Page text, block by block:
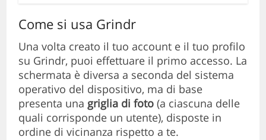
Come si usa Grindr
Una volta creato il tuo account e il tuo profilo
su Grindr, puoi effettuare il primo accesso. La
schermata è diversa a seconda del sistema
operativo del dispositivo, ma di base
presenta una griglia di foto (a ciascuna delle
quali corrisponde un utente), disposte in
ordine di vicinanza rispetto a te.